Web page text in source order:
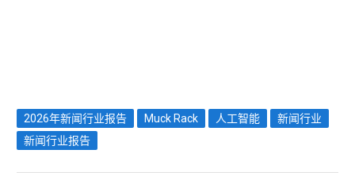
2026年新闻行业报告 Muck Rack 人工智能
新闻行业
新闻行业报告